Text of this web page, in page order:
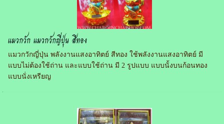
แมวกวัก แมวกวักญี่ปุ่น สีทอง
แมวกวักญี่ปุ่น พลังงานแสงอาทิตย์ สีทอง ใช้พลังงานแสงอาทิตย์ มี
แบบไม่ต้องใช้ถ่าน และแบบใช้ถ่าน มี 2 รูปแบบ แบบนั้งบนก้อนทอง
แบบนั่งเหรียญ